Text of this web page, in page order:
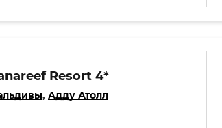
Resort 4*
, Адду Атолл